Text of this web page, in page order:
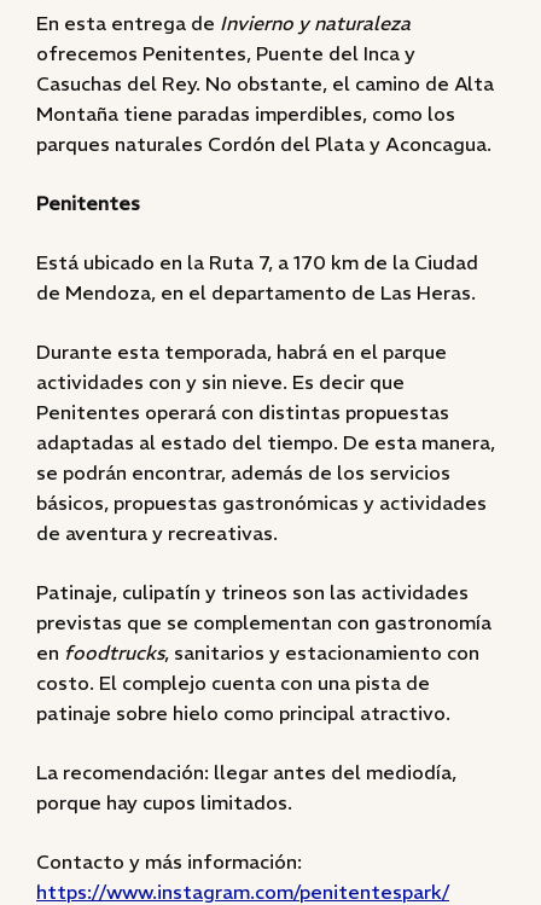
En esta entrega de Invierno y naturaleza
ofrecemos Penitentes, Puente del Inca y
Casuchas del Rey. No obstante, el camino de Alta
Montaña tiene paradas imperdibles, como los
parques naturales Cordón del Plata y Aconcagua.
Penitentes
Está ubicado en la Ruta 7, a 170 km de la Ciudad
de Mendoza, en el departamento de Las Heras.
Durante esta temporada, habrá en el parque
actividades con y sin nieve. Es decir que
Penitentes operará con distintas propuestas
adaptadas al estado del tiempo. De esta manera,
se podrán encontrar, además de los servicios
básicos, propuestas gastronómicas y actividades
de aventura y recreativas.
Patinaje, culipatín y trineos son las actividades
previstas que se complementan con gastronomía
en foodtrucks, sanitarios y estacionamiento con
costo. El complejo cuenta con una pista de
patinaje sobre hielo como principal atractivo.
La recomendación: llegar antes del mediodía,
porque hay cupos limitados.
Contacto y más información:
https://www.instagram.com/penitentespark/